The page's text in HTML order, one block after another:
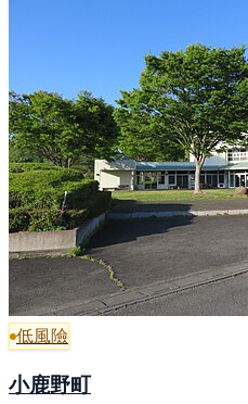
低風險
小鹿野町